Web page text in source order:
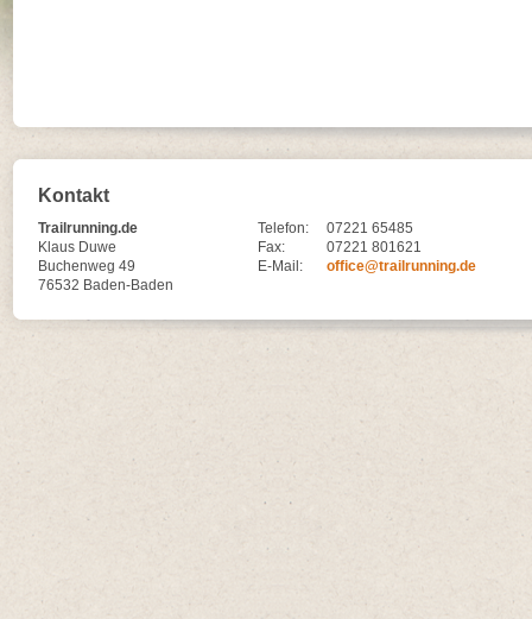
Kontakt
Trailrunning.de
Klaus Duwe
Buchenweg 49
76532 Baden-Baden
Telefon:
07221 65485
Fax:
07221 801621
E-Mail:
office@trailrunning.de